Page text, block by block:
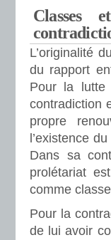
Classes
L’originalité
du rapport
Pour la lutte
contradiction
propre
l’existence
Dans sa
prolétariat
comme
Pour la
de lui avoir